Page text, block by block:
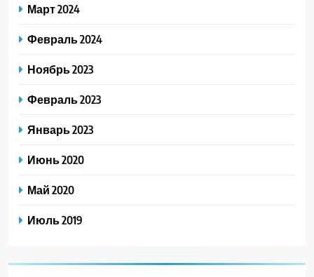
Март 2024
Февраль 2024
Ноябрь 2023
Февраль 2023
Январь 2023
Июнь 2020
Май 2020
Июль 2019